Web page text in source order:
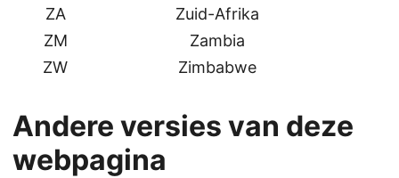
ZA
Zuid-Afrika
ZM
Zambia
ZW
Zimbabwe
Andere versies van deze
webpagina